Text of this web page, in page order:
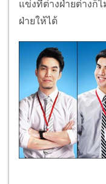
แข่งที่ต่างฝ่ายต่างก็
ฝ่ายให้ได้